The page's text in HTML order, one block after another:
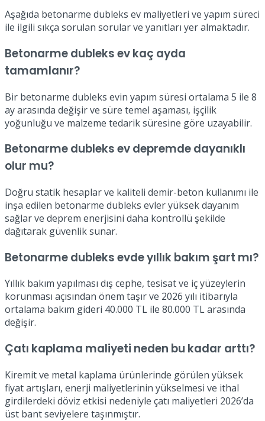
Aşağıda betonarme dubleks ev maliyetleri ve yapım süreci
ile ilgili sıkça sorulan sorular ve yanıtları yer almaktadır.
Betonarme dubleks ev kaç ayda
tamamlanır?
Bir betonarme dubleks evin yapım süresi ortalama 5 ile 8
ay arasında değişir ve süre temel aşaması, işçilik
yoğunluğu ve malzeme tedarik süresine göre uzayabilir.
Betonarme dubleks ev depremde dayanıklı
olur mu?
Doğru statik hesaplar ve kaliteli demir-beton kullanımı ile
inşa edilen betonarme dubleks evler yüksek dayanım
sağlar ve deprem enerjisini daha kontrollü şekilde
dağıtarak güvenlik sunar.
Betonarme dubleks evde yıllık bakım şart mı?
Yıllık bakım yapılması dış cephe, tesisat ve iç yüzeylerin
korunması açısından önem taşır ve 2026 yılı itibarıyla
ortalama bakım gideri 40.000 TL ile 80.000 TL arasında
değişir.
Çatı kaplama maliyeti neden bu kadar arttı?
Kiremit ve metal kaplama ürünlerinde görülen yüksek
fiyat artışları, enerji maliyetlerinin yükselmesi ve ithal
girdilerdeki döviz etkisi nedeniyle çatı maliyetleri 2026’da
üst bant seviyelere taşınmıştır.